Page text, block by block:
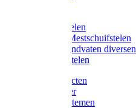
Gardena stelen
Sneeuw- /Mestschuifstelen
Stelen / Handvaten diversen
Telescoopstelen
Tuin producten
Fruitplukker
Ophangsystemen